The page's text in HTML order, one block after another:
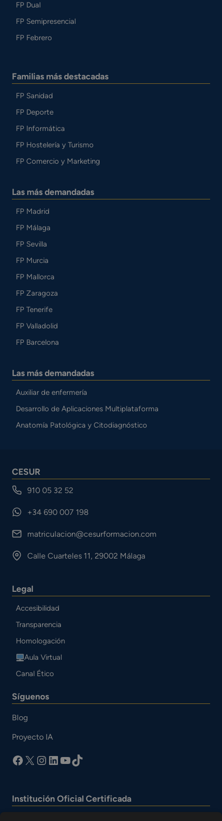
FP Dual
FP Semipresencial
FP Febrero
Familias más destacadas
FP Sanidad
FP Deporte
FP Informática
FP Hostelería y Turismo
FP Comercio y Marketing
Las más demandadas
FP Madrid
FP Málaga
FP Sevilla
FP Murcia
FP Mallorca
FP Zaragoza
FP Tenerife
FP Valladolid
FP Barcelona
Las más demandadas
Auxiliar de enfermería
Desarrollo de Aplicaciones Multiplataforma
Anatomía Patológica y Citodiagnóstico
CESUR
910 05 32 52
+34 690 007 198
matriculacion@cesurformacion.com
Calle Cuarteles 11, 29002 Málaga
Legal
Accesibilidad
Transparencia
Homologación
Aula Virtual
Canal Ético
Síguenos
Blog
Proyecto IA
facebook
X Instagram
LinkedIn
YouTube
TikTok
Institución Oficial Certificada